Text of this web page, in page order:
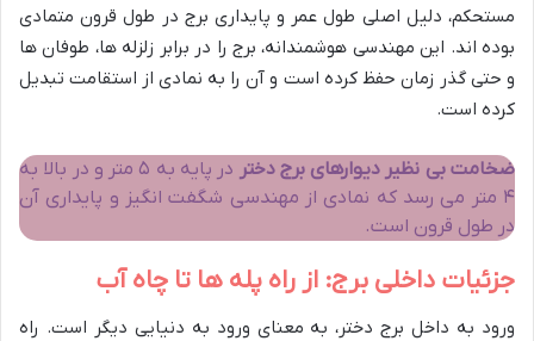
مستحکم، دلیل اصلی طول عمر و پایداری برج در طول قرون متمادی
بوده اند. این مهندسی هوشمندانه، برج را در برابر زلزله ها، طوفان ها
و حتی گذر زمان حفظ کرده است و آن را به نمادی از استقامت تبدیل
کرده است.
ضخامت بی نظیر دیوارهای برج دختر
در پایه به ۵ متر و در بالا به
۴ متر می رسد که نمادی از مهندسی شگفت انگیز و پایداری آن
در طول قرون است.
جزئیات داخلی برج: از راه پله ها تا چاه آب
ورود به داخل برج دختر، به معنای ورود به دنیایی دیگر است. راه